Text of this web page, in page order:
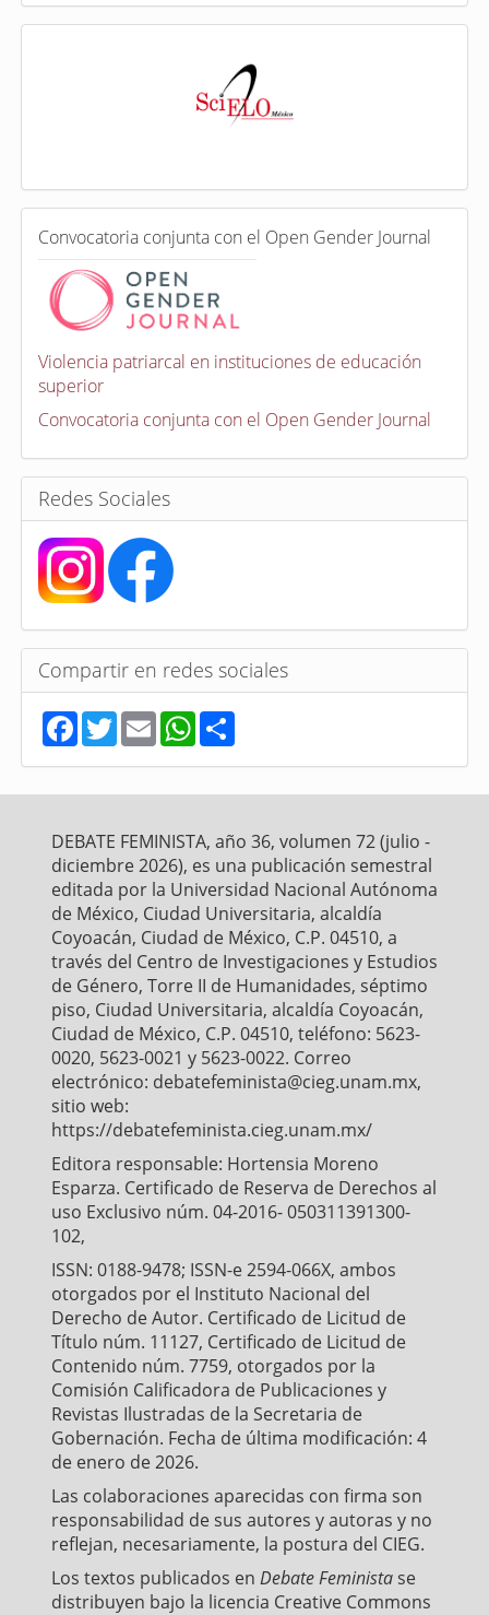
a
e
n
C
o
o
a
t
o
r
a
s
Convocatoria conjunta con el Open Gender Journal
Violencia patriarcal en instituciones de educación
superior
Convocatoria conjunta con el Open Gender Journal
Redes Sociales
Compartir en redes sociales
F
a
c
e
b
k
T
w
t
t
E
m
a
i
l
W
h
a
t
s
p
S
h
r
e
DEBATE FEMINISTA, año 36, volumen 72 (julio -
diciembre 2026), es una publicación semestral
editada por la Universidad Nacional Autónoma
de México, Ciudad Universitaria, alcaldía
Coyoacán, Ciudad de México, C.P. 04510, a
través del Centro de Investigaciones y Estudios
de Género, Torre II de Humanidades, séptimo
piso, Ciudad Universitaria, alcaldía Coyoacán,
Ciudad de México, C.P. 04510, teléfono: 5623-
0020, 5623-0021 y 5623-0022. Correo
electrónico: debatefeminista@cieg.unam.mx,
sitio web:
https://debatefeminista.cieg.unam.mx/
Editora responsable: Hortensia Moreno
Esparza. Certificado de Reserva de Derechos al
uso Exclusivo núm. 04-2016- 050311391300-
102,
ISSN: 0188-9478; ISSN-e 2594-066X, ambos
otorgados por el Instituto Nacional del
Derecho de Autor. Certificado de Licitud de
Título núm. 11127, Certificado de Licitud de
Contenido núm. 7759, otorgados por la
Comisión Calificadora de Publicaciones y
Revistas Ilustradas de la Secretaria de
Gobernación. Fecha de última modificación: 4
de enero de 2026.
Las colaboraciones aparecidas con firma son
responsabilidad de sus autores y autoras y no
reflejan, necesariamente, la postura del CIEG.
Los textos publicados en Debate Feministase
distribuyen bajo la licencia Creative Commons